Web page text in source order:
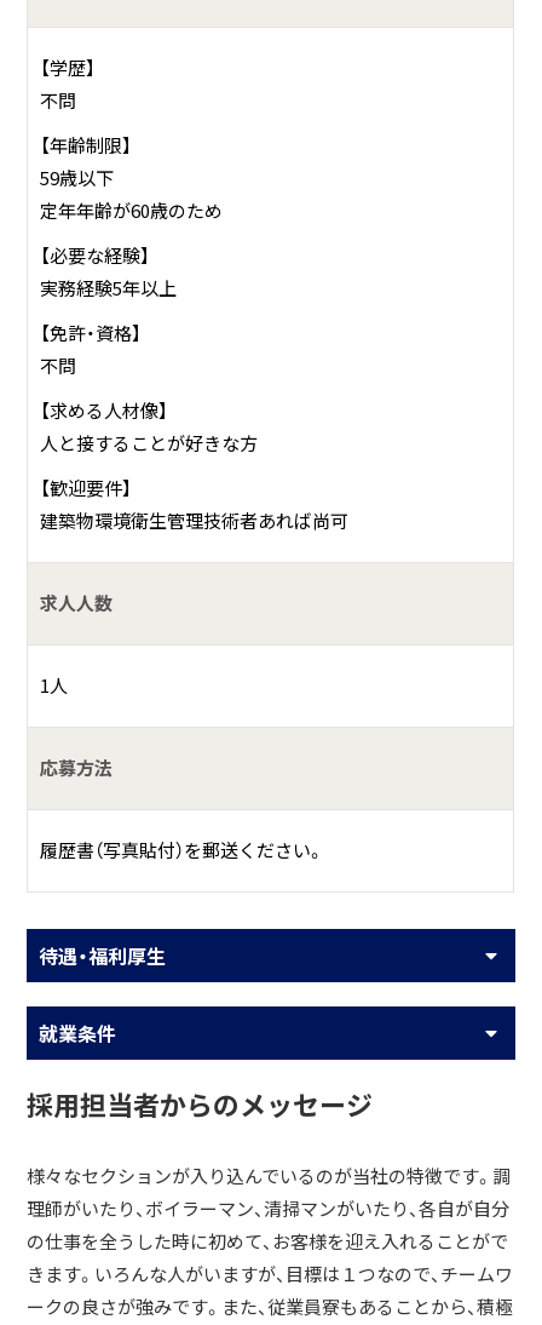
【学歴】
不問
【年齢制限】
59歳以下
定年年齢が60歳のため
【必要な経験】
実務経験5年以上
【免許・資格】
不問
【求める人材像】
人と接することが好きな方
【歓迎要件】
建築物環境衛生管理技術者あれば尚可
求人人数
1人
応募方法
履歴書（写真貼付）を郵送ください。
待遇・福利厚生
就業条件
採用担当者からのメッセージ
様々なセクションが入り込んでいるのが当社の特徴です。調
理師がいたり、ボイラーマン、清掃マンがいたり、各自が自分
の仕事を全うした時に初めて、お客様を迎え入れることがで
きます。いろんな人がいますが、目標は１つなので、チームワ
ークの良さが強みです。また、従業員寮もあることから、積極